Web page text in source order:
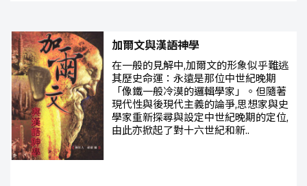
加爾文與漢語神學
在一般的見解中,加爾文的形象似乎難逃
其歷史命運：永遠是那位中世紀晚期
「像鐵一般冷漠的邏輯學家」。但隨著
現代性與後現代主義的論爭,思想家與史
學家重新探尋與設定中世紀晚期的定位,
由此亦掀起了對十六世紀和新..